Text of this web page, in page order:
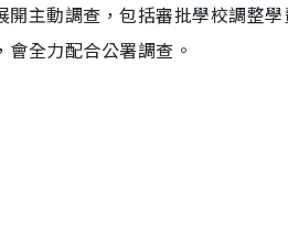
主動調查，包括審批學校調整
全力配合公署調查。